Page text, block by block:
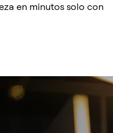
en minutos solo con